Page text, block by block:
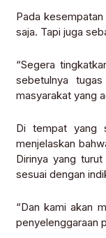
Pada
saja. Tapi juga
“Segera
sebetulnya
masyarakat yang
Di tempat yang
menjelaskan
Dirinya yang
sesuai dengan
“Dan kami akan
penyelenggaraan